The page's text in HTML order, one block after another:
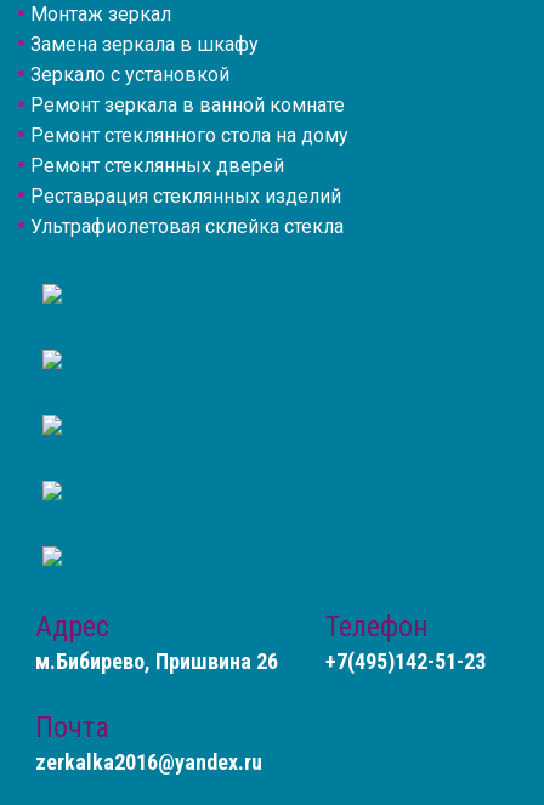
Монтаж зеркал
Замена зеркала в шкафу
Зеркало с установкой
Ремонт зеркала в ванной комнате
Ремонт стеклянного стола на дому
Ремонт стеклянных дверей
Реставрация стеклянных изделий
Ультрафиолетовая склейка стекла
Адрес
м.Бибирево, Пришвина 26
Телефон
+7(495)142-51-23
Почта
zerkalka2016@yandex.ru